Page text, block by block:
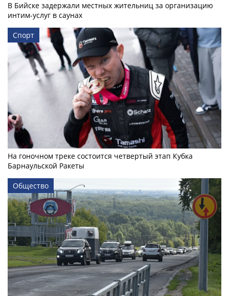
В Бийске задержали местных жительниц за организацию
интим-услуг в саунах
Спорт
На гоночном треке состоится четвертый этап Кубка
Барнаульской Ракеты
Общество